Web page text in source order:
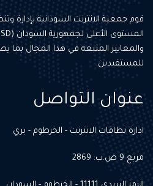
قوم جمعية الانترنت السودانية بإدارة
والمعايير المتبعة في هذا المجال بما
للمستفيدين.
عنوان التواصل
ادارة نطاقات الانترنت - الخرطوم - بري
مربع 9 ص.ب: 2869